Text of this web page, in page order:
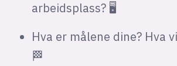
arbeidsplass? 🖥️
Hva er målene dine? Hva
🏁